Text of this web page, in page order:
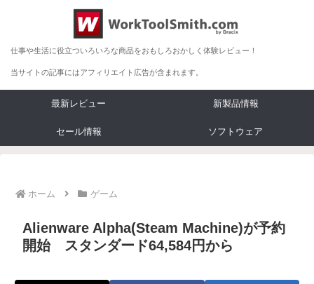
仕事や生活に役立ついろいろな商品をおもしろおかしく体験レビュー！
当サイトの記事にはアフィリエイト広告が含まれます。
最新レビュー 新製品情報
セール情報 ソフトウェア
ホーム ゲーム
Alienware Alpha(Steam Machine)が予約
開始 スタンダード64,584円から